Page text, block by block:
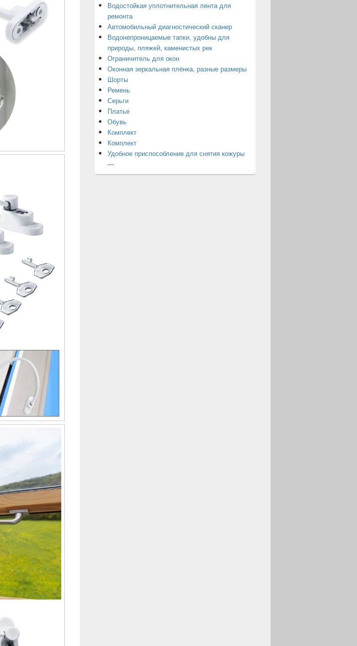
Водостойкая уплотнительная лента для
ремонта
Автомобильный диагностический сканер
Водонепроницаемые тапки, удобны для
природы, пляжей, каменистых рек
Ограничитель для окон
Оконная зеркальная плёнка, разные размеры
Шорты
Ремень
Серьги
Платье
Обувь
Комплект
Комплект
Удобное приспособление для снятия кожуры
—